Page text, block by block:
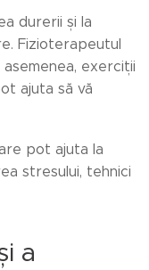
durerii și la
Fizioterapeutul
exerciții
ajuta să vă
pot ajuta la
stresului, tehnici
a